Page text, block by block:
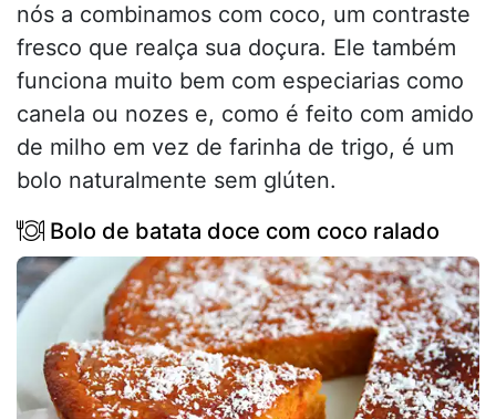
nós a combinamos com coco, um contraste
fresco que realça sua doçura. Ele também
funciona muito bem com especiarias como
canela ou nozes e, como é feito com amido
de milho em vez de farinha de trigo, é um
bolo naturalmente sem glúten.
Bolo de batata doce com coco ralado